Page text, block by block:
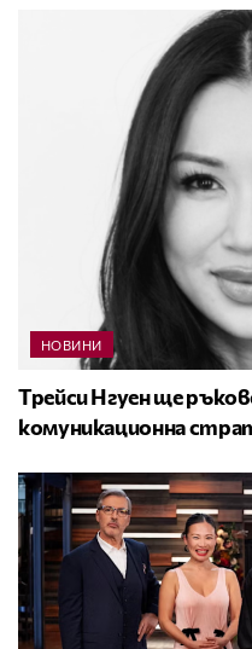
НОВИНИ
Трейси Нгуен ще
комуникационна